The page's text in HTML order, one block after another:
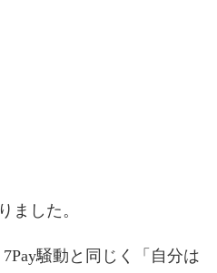
ました。
騒動と同じく「自分は